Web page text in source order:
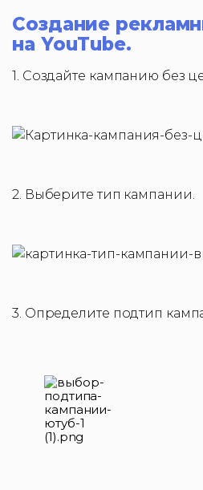
Создание
на YouTube.
1. Создайте кампанию без
2. Выберите тип кампании.
3. Определите подтип